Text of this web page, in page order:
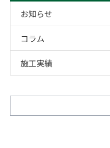
お知らせ
コラム
施工実績